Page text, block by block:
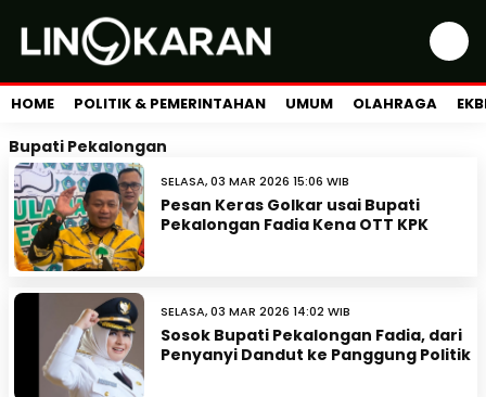
HOME POLITIK & PEMERINTAHAN UMUM OLAHRAGA
Bupati Pekalongan
SELASA, 03 MAR 2026 15:06 WIB
Pesan Keras Golkar usai Bupati
Pekalongan Fadia Kena OTT KPK
SELASA, 03 MAR 2026 14:02 WIB
Sosok Bupati Pekalongan Fadia, dari
Penyanyi Dandut ke Panggung Politik